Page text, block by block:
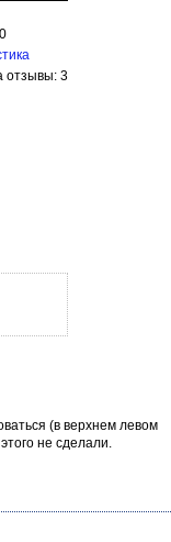
отзывы: 3
(в верхнем левом
не сделали.